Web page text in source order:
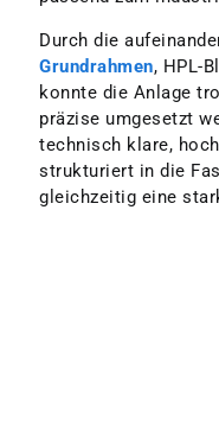
Durch die
Grundrahmen, HPL-
konnte die Anlage
präzise umgesetzt
technisch klare,
strukturiert in die
gleichzeitig eine